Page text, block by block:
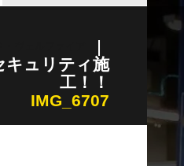
キュリティ施
工！！
IMG_6707